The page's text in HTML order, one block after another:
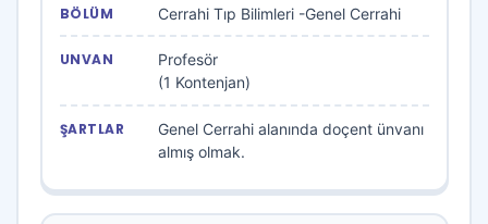
Cerrahi Tıp Bilimleri -Genel Cerrahi
Profesör
(1 Kontenjan)
Genel Cerrahi alanında doçent ünvanı
almış olmak.